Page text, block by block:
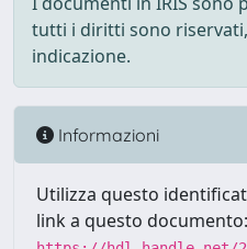
tutti i diritti sono
indicazione.
Informazioni
Utilizza questo
link a questo documento: